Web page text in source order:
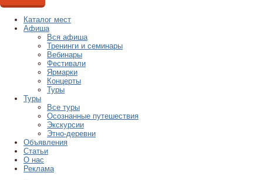
Каталог мест
Афиша
Вся афиша
Тренинги и семинары
Вебинары
Фестивали
Ярмарки
Концерты
Туры
Туры
Все туры
Осознанные путешествия
Экскурсии
Этно-деревни
Объявления
Статьи
О нас
Реклама